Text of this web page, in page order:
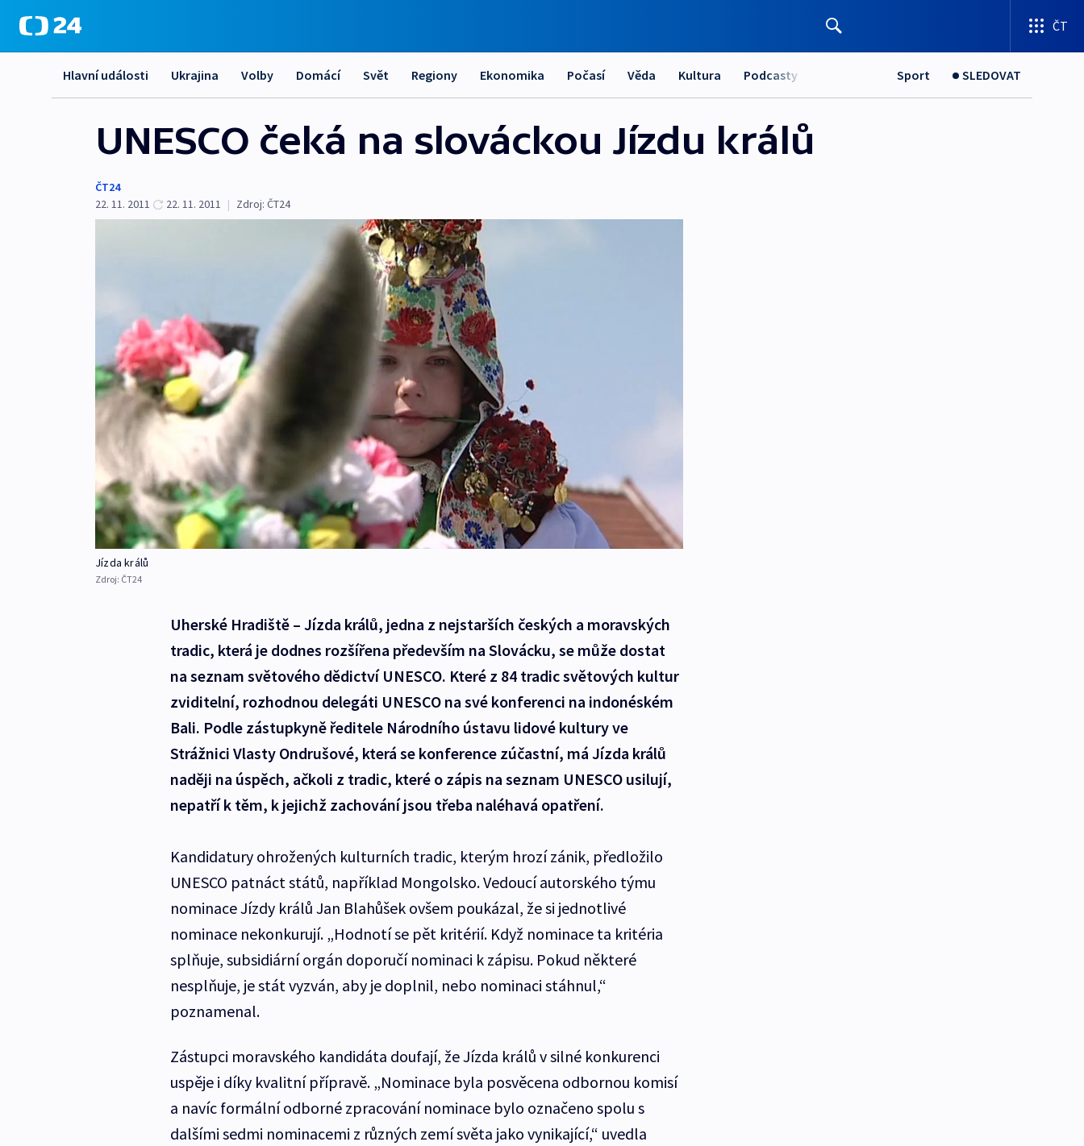
ČT
Hlavní události Ukrajina Volby Domácí Svět Regiony Ekonomika Počasí Věda Kultura Podcasty Sport SLEDOVAT
UNESCO čeká na slováckou Jízdu králů
ČT24
22. 11. 2011
22. 11. 2011 | Zdroj: ČT24
Jízda králů
Zdroj: ČT24
Uherské Hradiště – Jízda králů, jedna z nejstarších českých a moravských
tradic, která je dodnes rozšířena především na Slovácku, se může dostat
na seznam světového dědictví UNESCO. Které z 84 tradic světových kultur
zviditelní, rozhodnou delegáti UNESCO na své konferenci na indonéském
Bali. Podle zástupkyně ředitele Národního ústavu lidové kultury ve
Strážnici Vlasty Ondrušové, která se konference zúčastní, má Jízda králů
naději na úspěch, ačkoli z tradic, které o zápis na seznam UNESCO usilují,
nepatří k těm, k jejichž zachování jsou třeba naléhavá opatření.
Kandidatury ohrožených kulturních tradic, kterým hrozí zánik, předložilo
UNESCO patnáct států, například Mongolsko. Vedoucí autorského týmu
nominace Jízdy králů Jan Blahůšek ovšem poukázal, že si jednotlivé
nominace nekonkurují. „Hodnotí se pět kritérií. Když nominace ta kritéria
splňuje, subsidiární orgán doporučí nominaci k zápisu. Pokud některé
nesplňuje, je stát vyzván, aby je doplnil, nebo nominaci stáhnul,“
poznamenal.
Zástupci moravského kandidáta doufají, že Jízda králů v silné konkurenci
uspěje i díky kvalitní přípravě. „Nominace byla posvěcena odbornou komisí
a navíc formální odborné zpracování nominace bylo označeno spolu s
dalšími sedmi nominacemi z různých zemí světa jako vynikající,“ uvedla